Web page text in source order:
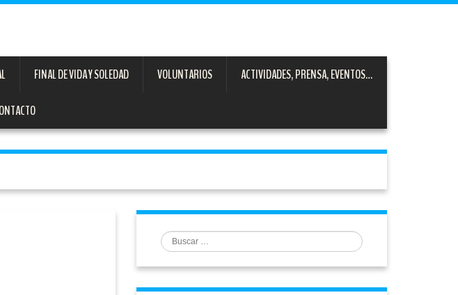
FINAL DE VIDA Y SOLEDAD VOLUNTARIOS ACTIVIDADES, PRENSA, EVENTOS…
Buscar